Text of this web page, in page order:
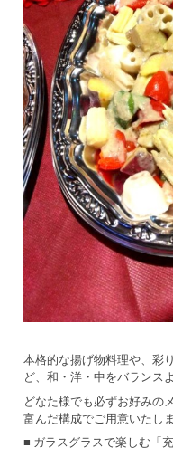
本格的な揚げ物料理や、彩
ど、和・洋・中をバランス
どなた様でも必ずお好みの
富んだ構成でご用意いたしま
■ ガラスグラスで楽しむ「